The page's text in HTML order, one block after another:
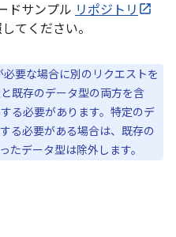
ドサンプル リポジトリ
てください。
要な場合に別のリクエストを
既存のデータ型の両方を含
る必要があります。特定のデ
る必要がある場合は、既存の
たデータ型は除外します。